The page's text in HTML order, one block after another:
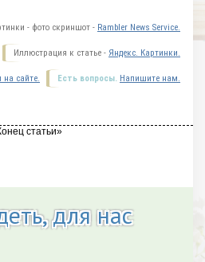
- фото скриншот - Rambler News Service.
Иллюстрация к статье - Яндекс. Картинки.
Есть вопросы. Напишите нам.
на сайте.
для нас